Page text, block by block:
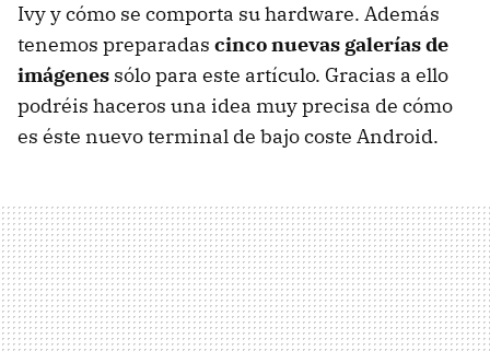
Ivy y cómo se comporta su hardware. Además
tenemos preparadas cinco nuevas galerías de
imágenes sólo para este artículo. Gracias a ello
podréis haceros una idea muy precisa de cómo
es éste nuevo terminal de bajo coste Android.